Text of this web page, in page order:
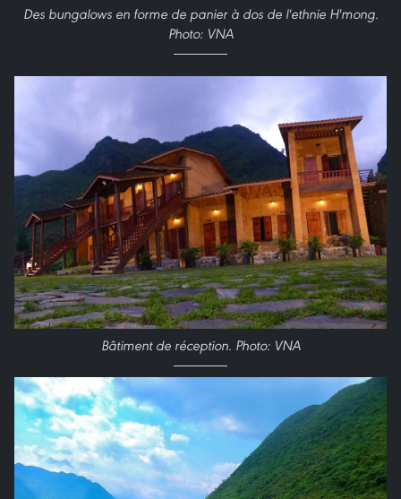
Des bungalows en forme de panier à dos de l'ethnie H'mong.
Photo: VNA
Bâtiment de réception. Photo: VNA